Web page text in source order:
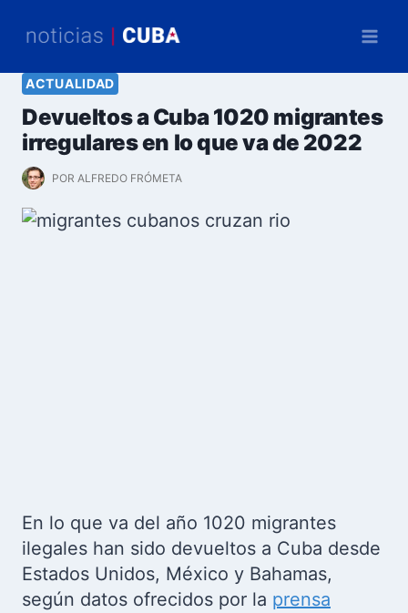
ACTUALIDAD
Devueltos a Cuba 1020 migrantes
irregulares en lo que va de 2022
POR ALFREDO FRÓMETA
En lo que va del año 1020 migrantes
ilegales han sido devueltos a Cuba desde
Estados Unidos, México y Bahamas,
según datos ofrecidos por la prensa